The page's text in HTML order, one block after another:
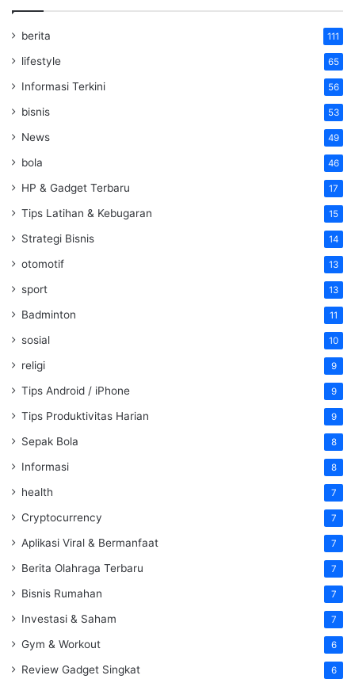
berita 111
lifestyle 65
Informasi Terkini 56
bisnis 53
News 49
bola 46
HP & Gadget Terbaru 17
Tips Latihan & Kebugaran 15
Strategi Bisnis 14
otomotif 13
sport 13
Badminton 11
sosial 10
religi 9
Tips Android / iPhone 9
Tips Produktivitas Harian 9
Sepak Bola 8
Informasi 8
health 7
Cryptocurrency 7
Aplikasi Viral & Bermanfaat 7
Berita Olahraga Terbaru 7
Bisnis Rumahan 7
Investasi & Saham 7
Gym & Workout 6
Review Gadget Singkat 6